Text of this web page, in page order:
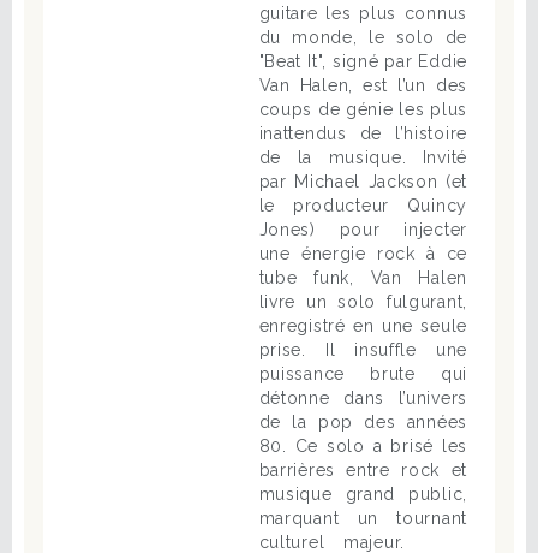
guitare les plus connus
du monde, le solo de
"Beat It", signé par Eddie
Van Halen, est l’un des
coups de génie les plus
inattendus de l’histoire
de la musique. Invité
par Michael Jackson (et
le producteur Quincy
Jones) pour injecter
une énergie rock à ce
tube funk, Van Halen
livre un solo fulgurant,
enregistré en une seule
prise. Il insuffle une
puissance brute qui
détonne dans l’univers
de la pop des années
80. Ce solo a brisé les
barrières entre rock et
musique grand public,
marquant un tournant
culturel majeur.